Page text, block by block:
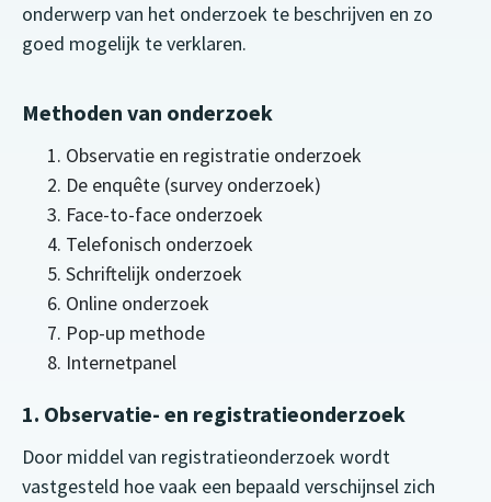
onderwerp van het onderzoek te beschrijven en zo
goed mogelijk te verklaren.
Methoden van onderzoek
Observatie en registratie onderzoek
De enquête (survey onderzoek)
Face-to-face onderzoek
Telefonisch onderzoek
Schriftelijk onderzoek
Online onderzoek
Pop-up methode
Internetpanel
1. Observatie- en registratieonderzoek
Door middel van registratieonderzoek wordt
vastgesteld hoe vaak een bepaald verschijnsel zich